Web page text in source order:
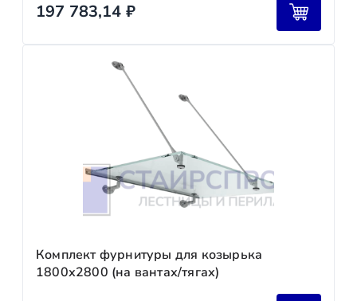
197 783,14 ₽
Комплект фурнитуры для козырька
1800х2800 (на вантах/тягах)